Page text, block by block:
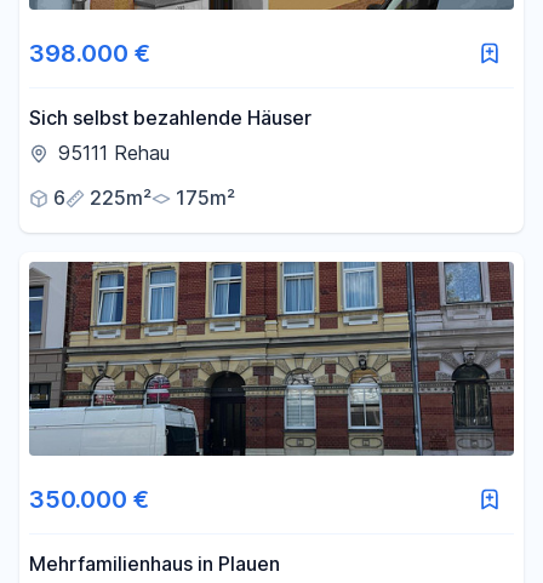
398.000 €
Sich selbst bezahlende Häuser
95111 Rehau
6
225m² 175m²
350.000 €
Mehrfamilienhaus in Plauen